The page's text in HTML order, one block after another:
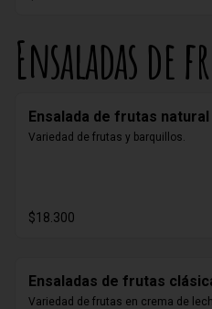
Ensaladas de
Ensalada de frutas natural
Variedad de frutas y barquillos.
$18.300
Ensaladas de frutas
Variedad de frutas en crema de